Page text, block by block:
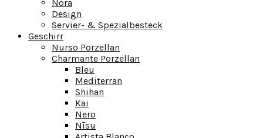
Nora
Design
Servier- & Spezialbesteck
Geschirr
Nurso Porzellan
Charmante Porzellan
Bleu
Mediterran
Shihan
Kai
Nero
Nīsu